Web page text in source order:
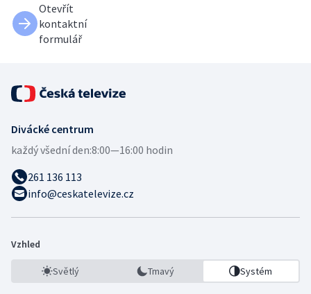
Otevřít
kontaktní
formulář
Divácké centrum
každý všední den:8:00—16:00 hodin
261 136 113
info@ceskatelevize.cz
Vzhled
Světlý Tmavý Systém